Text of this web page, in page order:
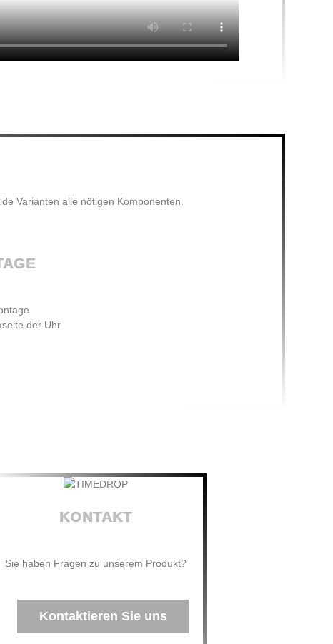
Varianten alle nötigen Komponenten.
der Uhr
KONTAKT
Sie haben Fragen zu unserem Produkt?
Kontaktieren Sie uns